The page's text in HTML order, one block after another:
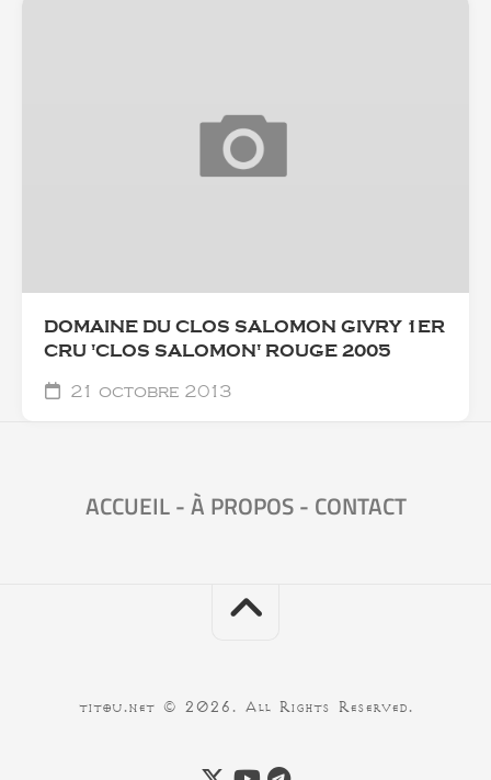
DOMAINE DU CLOS SALOMON GIVRY 1ER
CRU 'CLOS SALOMON' ROUGE 2005
21 octobre 2013
ACCUEIL-À PROPOS- CONTACT
titou.net © 2026. All Rights Reserved.